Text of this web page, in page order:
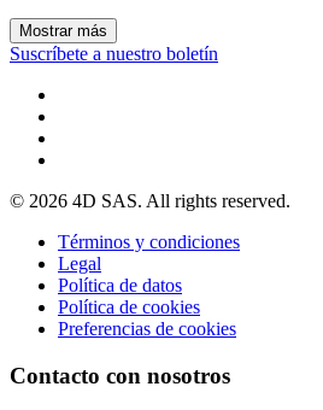
Mostrar más
Suscríbete a nuestro boletín
© 2026 4D SAS. All rights reserved.
Términos y condiciones
Legal
Política de datos
Política de cookies
Preferencias de cookies
Contacto con nosotros